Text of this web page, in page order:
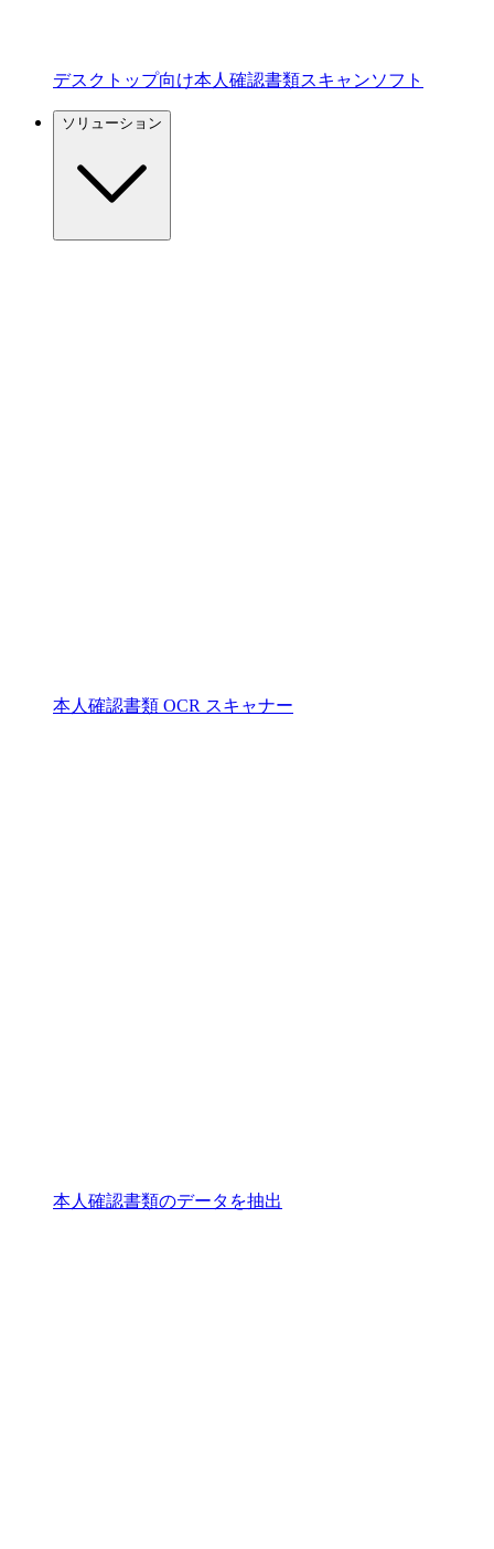
デスクトップ向け本人確認書類スキャンソフト
ソリューション
本人確認書類 OCR スキャナー
本人確認書類のデータを抽出